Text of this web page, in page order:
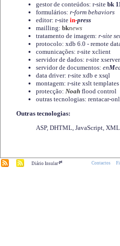
gestor de conteúdos: r-site bk
formulários: r-form behaviors
editor: r-site in-press
mailling: bknews
tratamento de imagem: r-site
protocolo: xdb 6.0 - remote
comunicações: r-site xclient
servidor de dados: r-site xserver
servidor de documentos: enM
data driver: r-site xdb e xsql
montagem: r-site xslt templates
protecção: Noah flood control
outras tecnologias: rentacar-
Outras tecnologias:
ASP, DHTML, JavaScript,
Diário Insular.pt Contactos